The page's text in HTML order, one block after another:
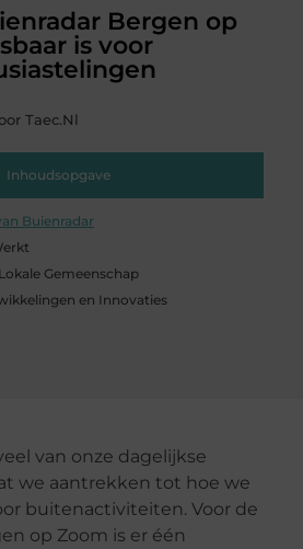
Bergen op
is voor
Taec.nl
Inhoudsopgave
Buienradar
Gemeenschap
en Innovaties
van onze dagelijkse
we aantrekken tot hoe we
buitenactiviteiten. Voor de
op Zoom is er één